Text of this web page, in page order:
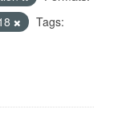
Tags: